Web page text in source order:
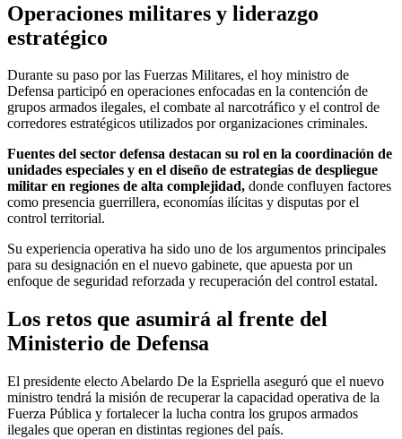
Operaciones militares y liderazgo
estratégico
Durante su paso por las Fuerzas Militares, el hoy ministro de
Defensa participó en operaciones enfocadas en la contención de
grupos armados ilegales, el combate al narcotráfico y el control de
corredores estratégicos utilizados por organizaciones criminales.
Fuentes del sector defensa destacan su rol en la coordinación de
unidades especiales y en el diseño de estrategias de despliegue
militar en regiones de alta complejidad, donde confluyen factores
como presencia guerrillera, economías ilícitas y disputas por el
control territorial.
Su experiencia operativa ha sido uno de los argumentos principales
para su designación en el nuevo gabinete, que apuesta por un
enfoque de seguridad reforzada y recuperación del control estatal.
Los retos que asumirá al frente del
Ministerio de Defensa
El presidente electo Abelardo De la Espriella aseguró que el nuevo
ministro tendrá la misión de recuperar la capacidad operativa de la
Fuerza Pública y fortalecer la lucha contra los grupos armados
ilegales que operan en distintas regiones del país.